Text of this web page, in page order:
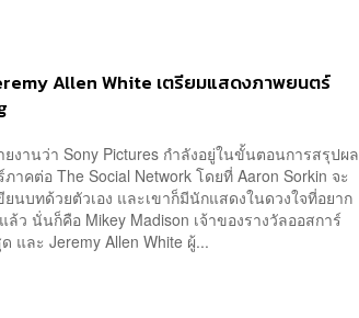
Allen White เตรียมแสดงภาพยนตร์
งานว่า Sony Pictures กำลังอยู่ในขั้นตอนการสรุปผล
าคต่อ The Social Network โดยที่ Aaron Sorkin จะ
นบทด้วยตัวเอง และเขาก็มีนักแสดงในดวงใจที่อยาก
ว นั่นก็คือ Mikey Madison เจ้าของรางวัลออสการ์
และ Jeremy Allen White ผู้...